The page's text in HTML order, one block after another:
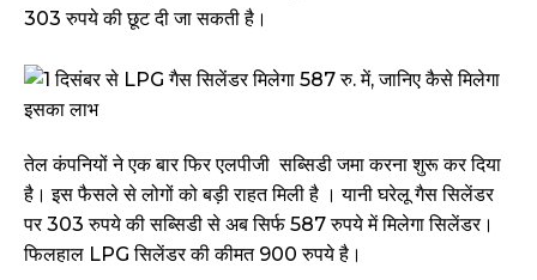
303 रुपये की छूट दी जा सकती है।
तेल कंपनियों ने एक बार फिर एलपीजी सब्सिडी जमा करना शुरू कर दिया
है। इस फैसले से लोगों को बड़ी राहत मिली है । यानी घरेलू गैस सिलेंडर
पर 303 रुपये की सब्सिडी से अब सिर्फ 587 रुपये में मिलेगा सिलेंडर।
फिलहाल LPG सिलेंडर की कीमत 900 रुपये है।